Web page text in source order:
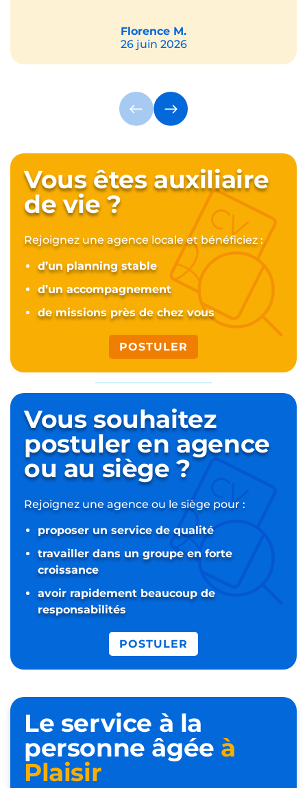
Florence M.
26 juin 2026
Vous êtes auxiliaire
de vie ?
Rejoignez une agence locale et bénéficiez :
d’un planning stable
d’un accompagnement
de missions près de chez vous
POSTULER
Vous souhaitez
postuleren agence
ou au siège ?
Rejoignez une agence ou le siège pour :
proposer un service de qualité
travailler dans un groupe en forte
croissance
avoir rapidement beaucoup de
responsabilités
POSTULER
Le service à la
personne âgée à
Plaisir